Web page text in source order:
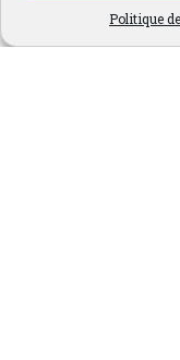
Politique
Pensez à bien
du fruit ainsi que